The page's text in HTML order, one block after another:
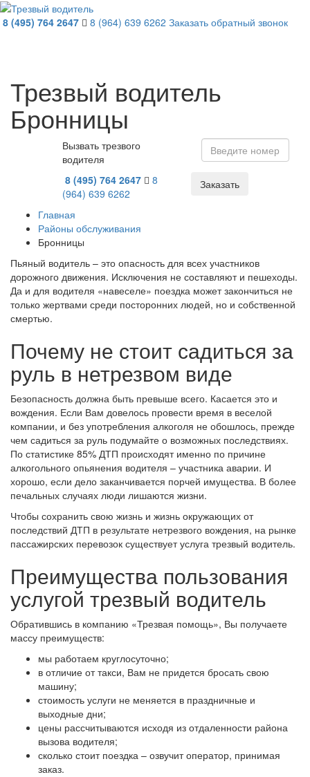
8 (495 ) 764 2647 8 (964) 639 6262 Заказать обратный звонок
Трезвый водитель
Бронницы
Вызвать трезвого
водителя
8 (495 ) 764 2647
8
(964) 639 6262
Заказать
Главная
Районы обслуживания
Бронницы
Пьяный водитель – это опасность для всех участников
дорожного движения. Исключения не составляют и пешеходы.
Да и для водителя «навеселе» поездка может закончиться не
только жертвами среди посторонних людей, но и собственной
смертью.
Почему не стоит садиться за
руль в нетрезвом виде
Безопасность должна быть превыше всего. Касается это и
вождения. Если Вам довелось провести время в веселой
компании, и без употребления алкоголя не обошлось, прежде
чем садиться за руль подумайте о возможных последствиях.
По статистике 85% ДТП происходят именно по причине
алкогольного опьянения водителя – участника аварии. И
хорошо, если дело заканчивается порчей имущества. В более
печальных случаях люди лишаются жизни.
Чтобы сохранить свою жизнь и жизнь окружающих от
последствий ДТП в результате нетрезвого вождения, на рынке
пассажирских перевозок существует услуга трезвый водитель.
Преимущества пользования
услугой трезвый водитель
Обратившись в компанию «Трезвая помощь», Вы получаете
массу преимуществ:
мы работаем круглосуточно;
в отличие от такси, Вам не придется бросать свою
машину;
стоимость услуги не меняется в праздничные и
выходные дни;
цены рассчитываются исходя из отдаленности района
вызова водителя;
сколько стоит поездка – озвучит оператор, принимая
заказ.